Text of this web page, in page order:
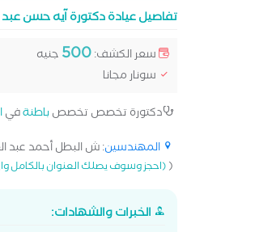
تفاصيل عيادة دكتورة آيه حسن عبد
سعر الكشف:500 جنيه
سونار مجانا
دكتورة تخصص تخصصباطنةفي
المهندسين: ش البطل أحمد عبد
((احجز وسوف يصلك العنوان بالكامل
الخبرات والشهادات: